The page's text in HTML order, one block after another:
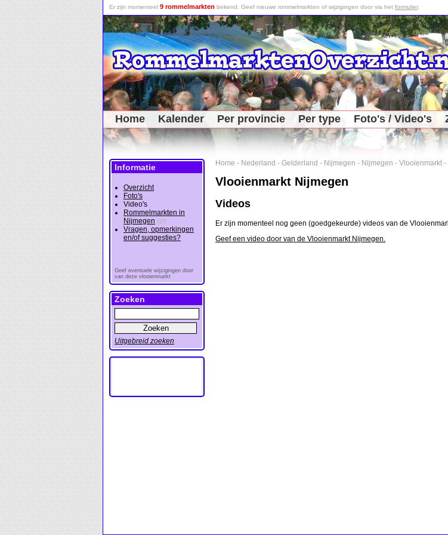
Er zijn momenteel 9 rommelmarkten bekend. Geef nieuwe rommelmarkten of wijzigingen door via het formulier.
Home Kalender Per provincie Per type Foto's / Video's
Home - Nederland - Gelderland - Nijmegen - Nijmegen - Vlooienmarkt -
Vlooienmarkt Nijmegen
Videos
Er zijn momenteel nog geen (goedgekeurde) videos van de
Geef een video door van de Vlooienmarkt Nijmegen.
Informatie
Overzicht
Foto's
Video's
Rommelmarkten in
Nijmegen (15)
Vragen, opmerkingen
en/of suggesties?
Geef eventuele wijzigingen door
van deze vlooienmarkt
Zoeken
Uitgebreid zoeken